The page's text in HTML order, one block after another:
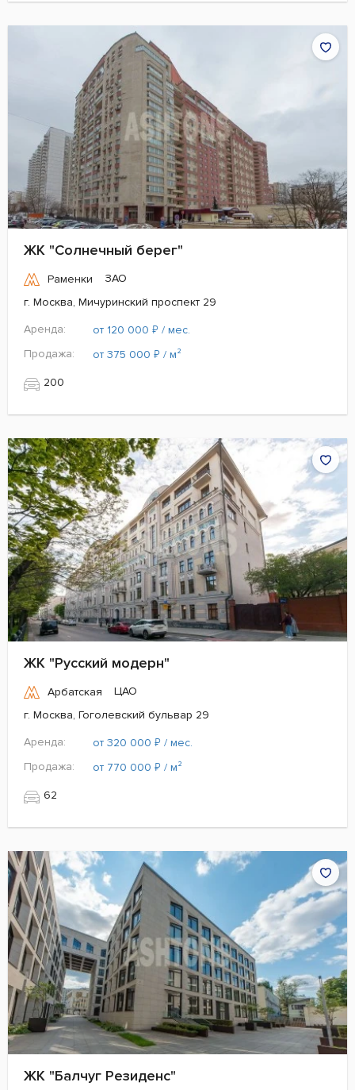
ЖК "Солнечный берег"
Раменки
ЗАО
г. Москва, Мичуринский проспект 29
Аренда:
от 120 000 ₽ / мес.
Продажа:
от 375 000 ₽ / м²
200
ЖК "Русский модерн"
Арбатская
ЦАО
г. Москва, Гоголевский бульвар 29
Аренда:
от 320 000 ₽ / мес.
Продажа:
от 770 000 ₽ / м²
62
ЖК "Балчуг Резиденс"